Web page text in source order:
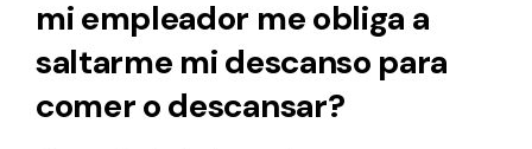
mi empleador me obliga a
saltarme mi descanso para
comer o descansar?